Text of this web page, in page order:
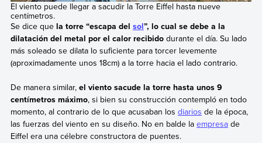
El viento puede llegar a sacudir la Torre Eiffel hasta nueve
centímetros.
Se dice quela torre “escapa del sol”, lo cual se debe a la
dilatación del metal por el calor recibido durante el día. Su lado
más soleado se dilata lo suficiente para torcer levemente
(aproximadamente unos 18cm) a la torre hacia el lado contrario.
De manera similar, el viento sacude la torre hasta unos 9
centímetros máximo, si bien su construcción contempló en todo
momento, al contrario de lo que acusaban los diarios de la época,
las fuerzas del viento en su diseño. No en balde la empresade
Eiffel era una célebre constructora de puentes.